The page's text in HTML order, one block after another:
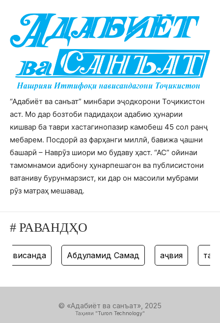
“Адабиёт ва санъат” минбари эҷодкорони Тоҷикистон
аст. Мо дар бозтоби падидаҳои адабию ҳунарии
кишвар ба таври хастагинопазир камобеш 45 сол ранҷ
мебарем. Посдорӣ аз фарҳанги миллӣ, бавижа ҷашни
башарӣ – Наврӯз шиори мо будаву ҳаст. “АС” ойинаи
тамомнамои адибону ҳунарпешагон ва публисистони
ватаниву бурунмарзист, ки дар он масоили мубрами
рӯз матраҳ мешавад.
# РАВАНДҲО
Абдулҳамид Самад ҳаҷвия танз
© «Адабиёт ва санъат», 2025
Таҳияи "Turon Technology"